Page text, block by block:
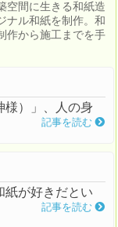
空間に生きる和紙造
ナル和紙を制作。和
作から施工までを手
様）」、人の身
記事を読む
紙が好きだとい
記事を読む